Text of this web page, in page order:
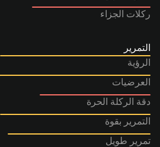
ركلات الجزاء
التمرير
الرؤية
العرضيات
دقة الركلة الحرة
التمرير بقوة
تمرير طويل